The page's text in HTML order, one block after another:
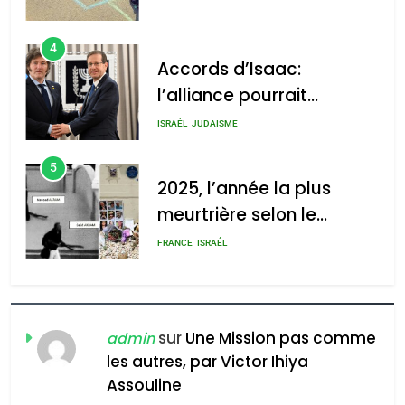
2025, l’année la plus
meurtrière selon le rapport
l’antisémitisme
admin 0
4
Accords d’Isaac:
l’alliance pourrait
s’étendre à 13 pays
ISRAÉL JUDAISME
5
2025, l’année la plus
meurtrière selon le
rapport d’ADL contre
FRANCE ISRAÉL
FIÈRE, DIGNE ET RÉSILIENTE :
POURQUOI JE REVENDIQUE
MA JUDAÏTE par Thérèse
Zrihen-Dvir
ISRAÉL JUDAISME
adminsur Une Mission pas comme
les autres, par Victor Ihiya
Assouline